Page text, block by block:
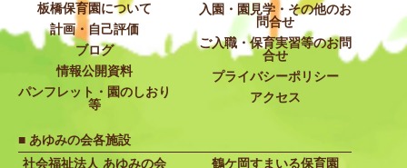
板橋保育園について
計画・自己評価
ブログ
情報公開資料
パンフレット・園のしおり
等
入園・園見学・その他のお
問合せ
ご入職・保育実習等のお問
合せ
プライバシーポリシー
アクセス
■ あゆみの会各施設
社会福祉法人 あゆみの会
鶴ケ岡すまいる保育園